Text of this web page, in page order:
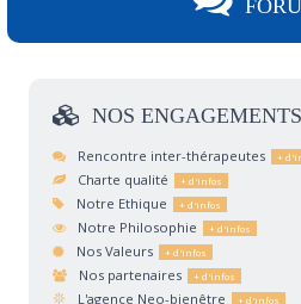
NOS ENGAGEMENTS
Rencontre inter-thérapeutes
Charte qualité
Notre Ethique
Notre Philosophie
Nos Valeurs
Nos partenaires
L'agence Neo-bienêtre